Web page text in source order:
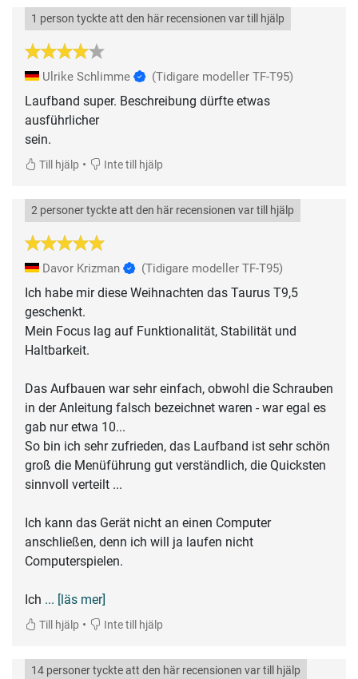
1 person tyckte att den här recensionen var till hjälp
Ulrike Schlimme (Tidigare modeller TF-T95)
Laufband super. Beschreibung dürfte etwas
ausführlicher
sein.
Till hjälp • Inte till hjälp
2 personer tyckte att den här recensionen var till hjälp
Davor Krizman (Tidigare modeller TF-T95)
Ich habe mir diese Weihnachten das Taurus T9,5
geschenkt.
Mein Focus lag auf Funktionalität, Stabilität und
Haltbarkeit.
Das Aufbauen war sehr einfach, obwohl die Schrauben
in der Anleitung falsch bezeichnet waren - war egal es
gab nur etwa 10...
So bin ich sehr zufrieden, das Laufband ist sehr schön
groß die Menüführung gut verständlich, die Quicksten
sinnvoll verteilt ...
Ich kann das Gerät nicht an einen Computer
anschließen, denn ich will ja laufen nicht
Computerspielen.
Ich ... [läs mer]
Till hjälp • Inte till hjälp
14 personer tyckte att den här recensionen var till hjälp